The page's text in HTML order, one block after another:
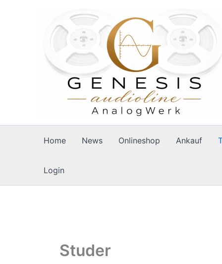
Home News Onlineshop Ankauf
Login
Studer